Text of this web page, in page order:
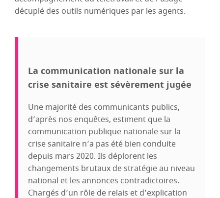
décuplé des outils numériques par les agents.
La communication nationale sur la
crise sanitaire est sévèrement jugée
Une majorité des communicants publics,
d’après nos enquêtes, estiment que la
communication publique nationale sur la
crise sanitaire n’a pas été bien conduite
depuis mars 2020. Ils déplorent les
changements brutaux de stratégie au niveau
national et les annonces contradictoires.
Chargés d’un rôle de relais et d’explication